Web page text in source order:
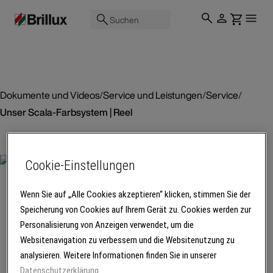
Suchen
Dokumente und Videos/Service und Leistungen/Service/
Unser Scala-Farbsystem | Reel
Unser Scala-
Farbsystem |
Reel
Brillux Scala ist das
Cookie-Einstellungen
Wenn Sie auf „Alle Cookies akzeptieren“ klicken, stimmen Sie der
Speicherung von Cookies auf Ihrem Gerät zu. Cookies werden zur
Personalisierung von Anzeigen verwendet, um die
Websitenavigation zu verbessern und die Websitenutzung zu
analysieren. Weitere Informationen finden Sie in unserer
Datenschutzerklärung.